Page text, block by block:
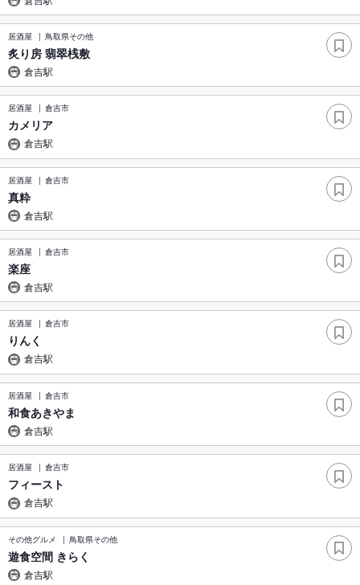
居酒屋 鳥取県その他
炙り房 翡翠桟敷
倉吉駅
居酒屋 倉吉市
カメリア
倉吉駅
居酒屋 倉吉市
真粋
倉吉駅
居酒屋 倉吉市
楽座
倉吉駅
居酒屋 倉吉市
りんく
倉吉駅
居酒屋 倉吉市
和食あきやま
倉吉駅
居酒屋 倉吉市
フィースト
倉吉駅
その他グルメ 鳥取県その他
遊食空間 きらく
倉吉駅